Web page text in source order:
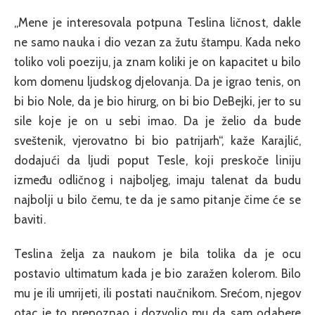
„Mene je interesovala potpuna Teslina ličnost, dakle
ne samo nauka i dio vezan za žutu štampu. Kada neko
toliko voli poeziju, ja znam koliki je on kapacitet u bilo
kom domenu ljudskog djelovanja. Da je igrao tenis, on
bi bio Nole, da je bio hirurg, on bi bio DeBejki, jer to su
sile koje je on u sebi imao. Da je želio da bude
sveštenik, vjerovatno bi bio patrijarh“, kaže Karajlić,
dodajući da ljudi poput Tesle, koji preskoče liniju
između odličnog i najboljeg, imaju talenat da budu
najbolji u bilo čemu, te da je samo pitanje čime će se
baviti.
Teslina želja za naukom je bila tolika da je ocu
postavio ultimatum kada je bio zaražen kolerom. Bilo
mu je ili umrijeti, ili postati naučnikom. Srećom, njegov